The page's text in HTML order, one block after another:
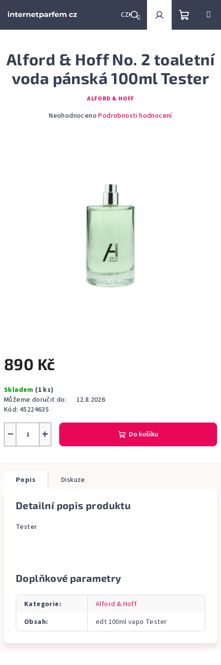
CZK
Hledat PřihlášeníNákupní
košík
890 Kč
cena:
Skladem (1 ks)
Můžeme doručit do:
12.8.2026
Kód: 45224635
+
− Do košíku
Alford & Hoff No. 2 toaletní
voda pánská 100ml Tester
ALFORD & HOFF
Průměrné
Neohodnoceno Podrobnosti hodnocení
Popis Diskuze
Detailní popis produktu
Tester
Doplňkové parametry
Kategorie:
Alford & Hoff
Obsah: edt 100ml vapo Tester